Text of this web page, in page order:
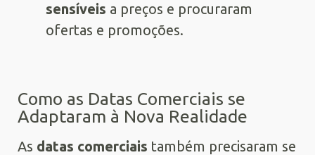
sensíveis a preços e procuraram
ofertas e promoções.
Como as Datas Comerciais se
Adaptaram à Nova Realidade
As datas comerciais também precisaram se